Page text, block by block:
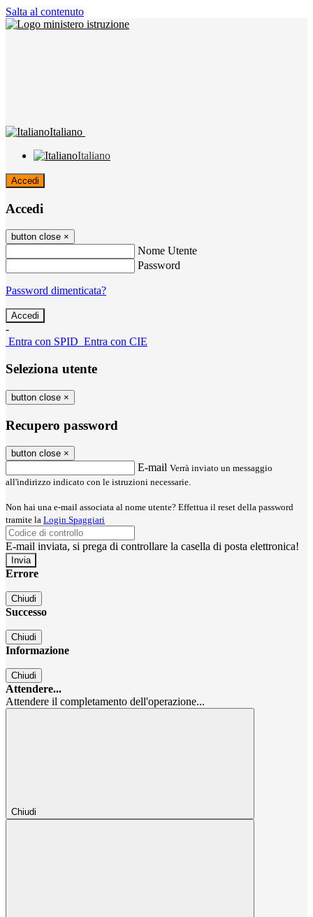
Salta al contenuto
Italiano
Italiano
Accedi
Accedi
button close ×
Nome Utente
Password
Password dimenticata?
-
Entra con SPID Entra con CIE
Seleziona utente
button close ×
Recupero password
button close ×
E-mail Verrà inviato un messaggio
all'indirizzo indicato con le istruzioni necessarie.
Non hai una e-mail associata al nome utente? Effettua il reset della password
tramite la Login Spaggiari
E-mail inviata, si prega di controllare la casella di posta elettronica!
Errore
Chiudi
Successo
Chiudi
Informazione
Chiudi
Attendere...
Attendere il completamento dell'operazione...
Chiudi